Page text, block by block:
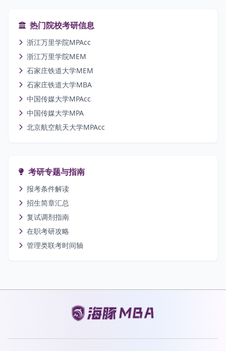
热门院校考研信息
浙江万里学院MPAcc
浙江万里学院MEM
石家庄铁道大学MEM
石家庄铁道大学MBA
中国传媒大学MPAcc
中国传媒大学MPA
北京航空航天大学MPAcc
考研专题与指南
报考条件解读
招生简章汇总
复试调剂指南
在职考研攻略
管理类联考时间轴